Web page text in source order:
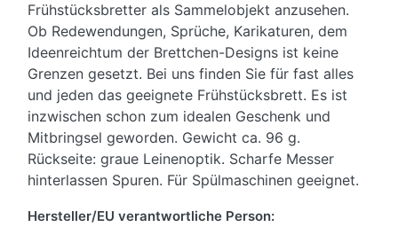
Frühstücksbretter als Sammelobjekt anzusehen.
Ob Redewendungen, Sprüche, Karikaturen, dem
Ideenreichtum der Brettchen-Designs ist keine
Grenzen gesetzt. Bei uns finden Sie für fast alles
und jeden das geeignete Frühstücksbrett. Es ist
inzwischen schon zum idealen Geschenk und
Mitbringsel geworden. Gewicht ca. 96 g.
Rückseite: graue Leinenoptik. Scharfe Messer
hinterlassen Spuren. Für Spülmaschinen geeignet.
Hersteller/EU verantwortliche Person: